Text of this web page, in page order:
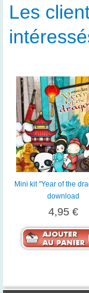
Les
Mini kit "Year of the
download
4,95 €